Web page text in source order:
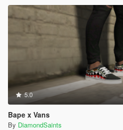
5.0
Bape x Vans
By DiamondSaints